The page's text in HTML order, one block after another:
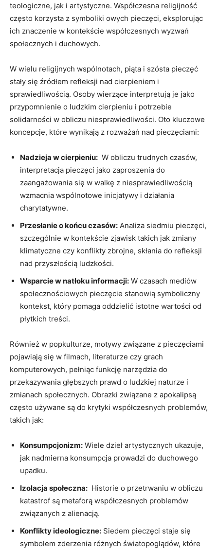
teologiczne, jak i artystyczne. ⁣Współczesna religijność
często​ korzysta z symboliki owych pieczęci, eksplorując
ich znaczenie w kontekście⁤ współczesnych wyzwań
społecznych i duchowych.
W wielu ⁣religijnych wspólnotach, piąta i szósta pieczęć
stały się źródłem refleksji nad ‍cierpieniem‌ i
sprawiedliwością. Osoby wierzące interpretują ⁢je jako‍
przypomnienie o ludzkim cierpieniu i​ potrzebie
solidarności w obliczu ⁣niesprawiedliwości. Oto kluczowe
koncepcje,​ które wynikają z‌ rozważań ⁢nad pieczęciami:
Nadzieja ⁤w cierpieniu: ‍ W​ obliczu trudnych czasów,
interpretacja pieczęci jako zaproszenia⁤ do
zaangażowania ‌się w walkę ⁤z niesprawiedliwością
⁣wzmacnia ‍wspólnotowe‌ inicjatywy i działania
charytatywne.
Przesłanie o końcu czasów: Analiza siedmiu ⁤pieczęci,
szczególnie w ‍kontekście zjawisk takich ​jak ‍zmiany
klimatyczne czy konflikty zbrojne, ‌skłania‌ do refleksji
nad przyszłością ludzkości.
Wsparcie w‍ natłoku informacji: W czasach mediów
społecznościowych⁤ pieczęcie stanowią symboliczny
‌kontekst, który pomaga oddzielić istotne wartości od
płytkich treści.
Również w popkulturze, ‍motywy ⁢związane z pieczęciami
‍pojawiają ​się w filmach, literaturze czy grach
komputerowych, pełniąc funkcję narzędzia do
przekazywania głębszych prawd o ludzkiej naturze i
zmianach ⁤społecznych. Obrazki związane z apokalipsą
często używane są do​ krytyki współczesnych problemów,
takich jak:
Konsumpcjonizm: Wiele⁢ dzieł‍ artystycznych ukazuje,
jak nadmierna ‍konsumpcja prowadzi do duchowego
upadku.
Izolacja społeczna: ⁣ Historie o ⁣przetrwaniu w ‌obliczu
katastrof są metaforą ‌współczesnych‍ problemów
związanych z alienacją.
Konflikty ideologiczne: Siedem pieczęci staje się
symbolem​ zderzenia różnych światopoglądów,‌ które ​